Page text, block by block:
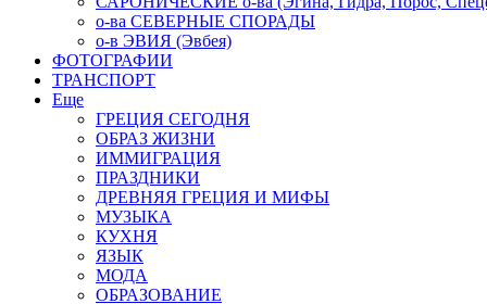
о-ва СЕВЕРНЫЕ СПОРАДЫ
о-в ЭВИЯ (Эвбея)
ФОТОГРАФИИ
ТРАНСПОРТ
Еще
ГРЕЦИЯ СЕГОДНЯ
ОБРАЗ ЖИЗНИ
ИММИГРАЦИЯ
ПРАЗДНИКИ
ДРЕВНЯЯ ГРЕЦИЯ И МИФЫ
МУЗЫКА
КУХНЯ
ЯЗЫК
МОДА
ОБРАЗОВАНИЕ